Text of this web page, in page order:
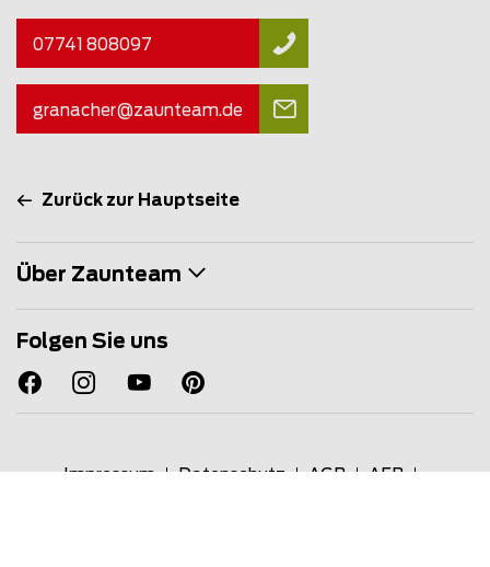
07741 808097
granacher@zaunteam.de
Zurück zur Hauptseite
Über Zaunteam
Folgen Sie uns
Impressum Datenschutz AGB
AEB